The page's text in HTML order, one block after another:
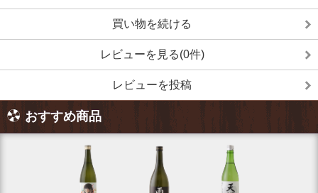
買い物を続ける
レビューを見る(0件)
レビューを投稿
おすすめ商品